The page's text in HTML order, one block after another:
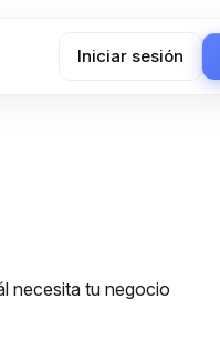
Iniciar sesión